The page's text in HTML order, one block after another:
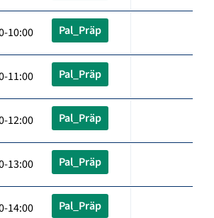
10:00 Pal_Präp
11:00 Pal_Präp
12:00 Pal_Präp
13:00 Pal_Präp
14:00 Pal_Präp